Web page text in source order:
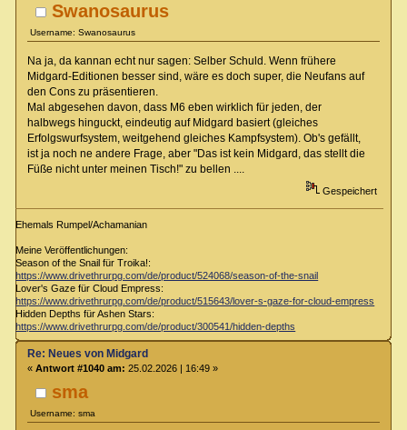
Swanosaurus
Username: Swanosaurus
Na ja, da kannan echt nur sagen: Selber Schuld. Wenn frühere
Midgard-Editionen besser sind, wäre es doch super, die Neufans auf
den Cons zu präsentieren.
Mal abgesehen davon, dass M6 eben wirklich für jeden, der
halbwegs hinguckt, eindeutig auf Midgard basiert (gleiches
Erfolgswurfsystem, weitgehend gleiches Kampfsystem). Ob's gefällt,
ist ja noch ne andere Frage, aber "Das ist kein Midgard, das stellt die
Füße nicht unter meinen Tisch!" zu bellen ....
Gespeichert
Ehemals Rumpel/Achamanian
Meine Veröffentlichungen:
Season of the Snail für Troika!:
https://www.drivethrurpg.com/de/product/524068/season-of-the-snail
Lover's Gaze für Cloud Empress:
https://www.drivethrurpg.com/de/product/515643/lover-s-gaze-for-cloud-empress
Hidden Depths für Ashen Stars:
https://www.drivethrurpg.com/de/product/300541/hidden-depths
sma
Username: sma
Re: Neues von Midgard
« Antwort #1040 am: 25.02.2026 | 16:49 »